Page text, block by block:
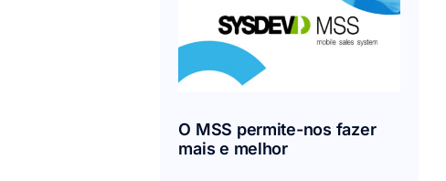
O MSS permite-nos fazer
mais e melhor